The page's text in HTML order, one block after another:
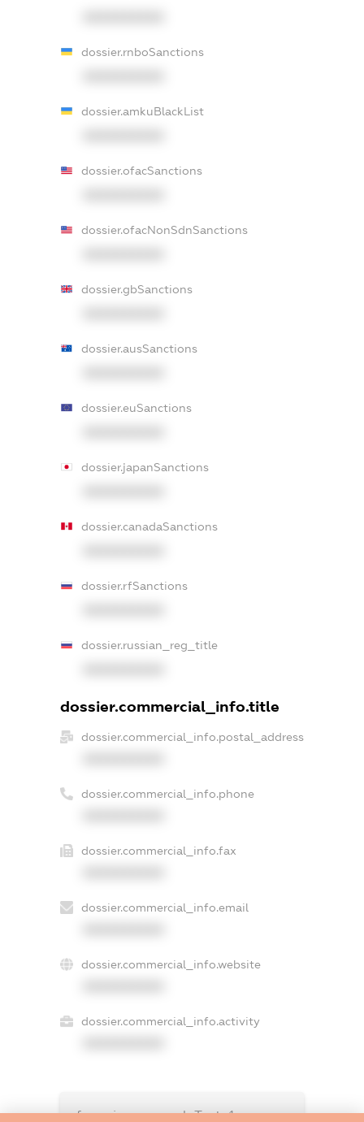
dossier.rnboSanctions
dossier.amkuBlackList
dossier.ofacSanctions
dossier.ofacNonSdnSanctions
dossier.gbSanctions
dossier.ausSanctions
dossier.euSanctions
dossier.japanSanctions
dossier.canadaSanctions
dossier.rfSanctions
dossier.russian_reg_title
dossier.commercial_info.title
dossier.commercial_info.postal_address
dossier.commercial_info.phone
dossier.commercial_info.fax
dossier.commercial_info.email
dossier.commercial_info.website
dossier.commercial_info.activity
freemium.exampleText_1